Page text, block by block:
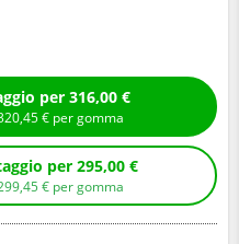
Compra con montaggio per 316,00 €
45€ per gomma
Compra senza montaggio per 295,00 €
45€ per gomma